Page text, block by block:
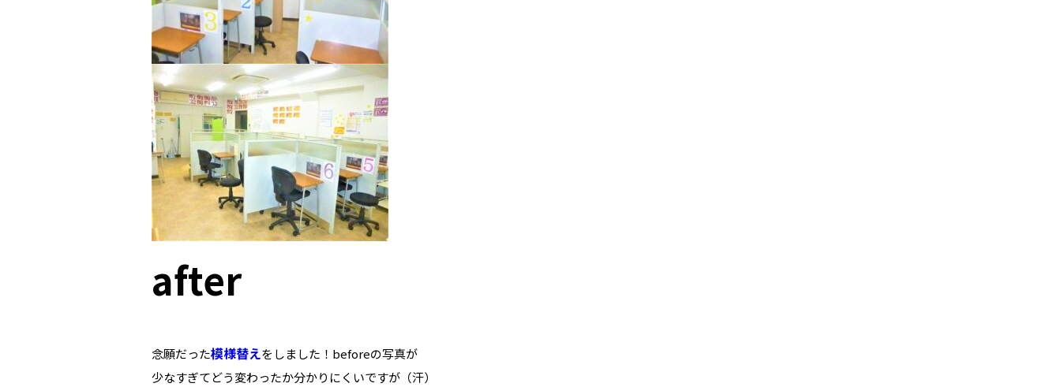
after
念願だった模様替えをしました！beforeの写真が
少なすぎてどう変わったか分かりにくいですが（汗）